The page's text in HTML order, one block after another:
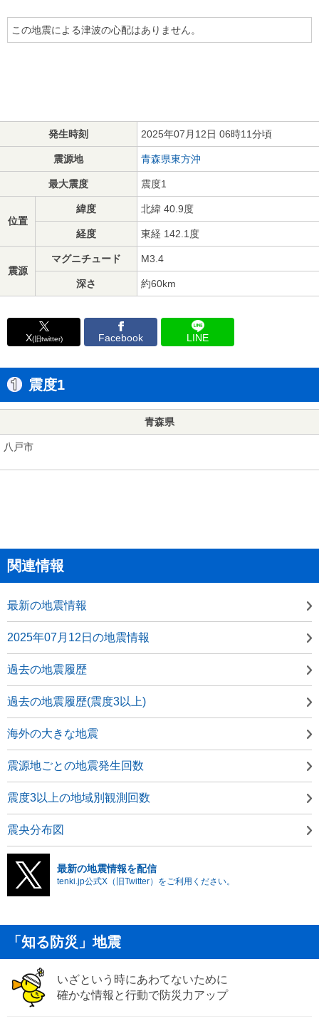
この地震による津波の心配はありません。
発生時刻 2025年07月12日 06時11分頃
震源地 青森県東方沖
最大震度 震度1
位置
緯度 北緯 40.9度
経度 東経 142.1度
震源
マグニチュード M3.4
深さ 約60km
X(旧twitter) Facebook LINE
震度1
青森県
八戸市
関連情報
最新の地震情報
2025年07月12日の地震情報
過去の地震履歴
過去の地震履歴(震度3以上)
海外の大きな地震
震源地ごとの地震発生回数
震度3以上の地域別観測回数
震央分布図
最新の地震情報を配信
tenki.jp公式X（旧Twitter）をご利用ください。
「知る防災」地震
いざという時にあわてないために
確かな情報と行動で防災力アップ